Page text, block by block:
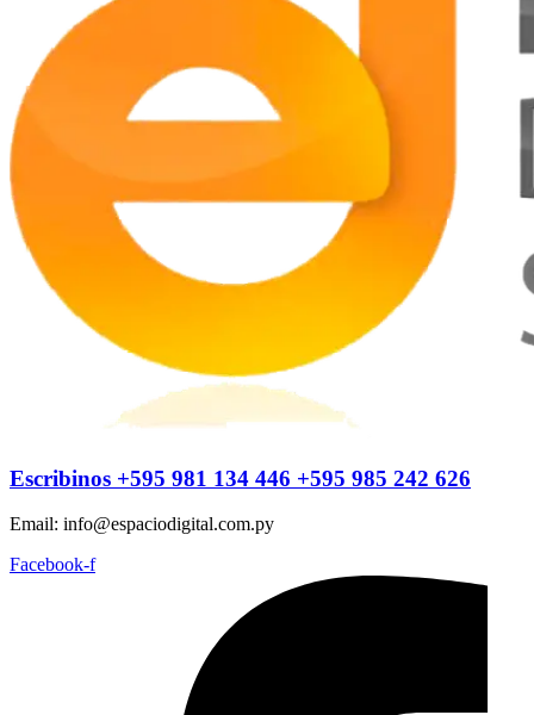
Escribinos +595 981 134 446 +595 985 242 626
Email: info@espaciodigital.com.py
Facebook-f